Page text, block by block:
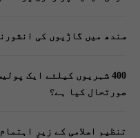
سندھ میں گاڑیوں کی
400 شہریوں کیلئے ایک
صورتحال کیا ہے؟
تنظیم اسلامی کے زیرِ